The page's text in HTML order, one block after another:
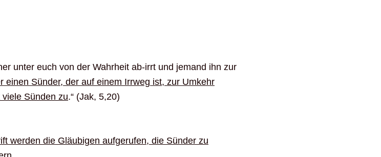
unter euch von der Wahrheit ab-irrt und jemand ihn zur
einen Sünder, der auf einem Irrweg ist, zur Umkehr
Sünden zu.“ (Jak, 5,20)
werden die Gläubigen aufgerufen, die Sünder zu